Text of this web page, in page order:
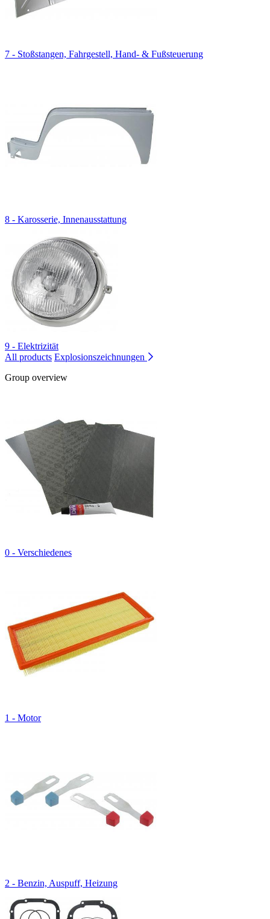
7 - Stoßstangen, Fahrgestell, Hand- & Fußsteuerung
8 - Karosserie, Innenausstattung
9 - Elektrizität
All products Explosionszeichnungen
Group overview
0 - Verschiedenes
1 - Motor
2 - Benzin, Auspuff, Heizung